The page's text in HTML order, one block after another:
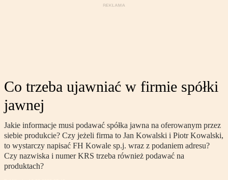
Co trzeba ujawniać w firmie spółki
jawnej
Jakie informacje musi podawać spółka jawna na oferowanym przez
siebie produkcie? Czy jeżeli firma to Jan Kowalski i Piotr Kowalski,
to wystarczy napisać FH Kowale sp.j. wraz z podaniem adresu?
Czy nazwiska i numer KRS trzeba również podawać na
produktach?